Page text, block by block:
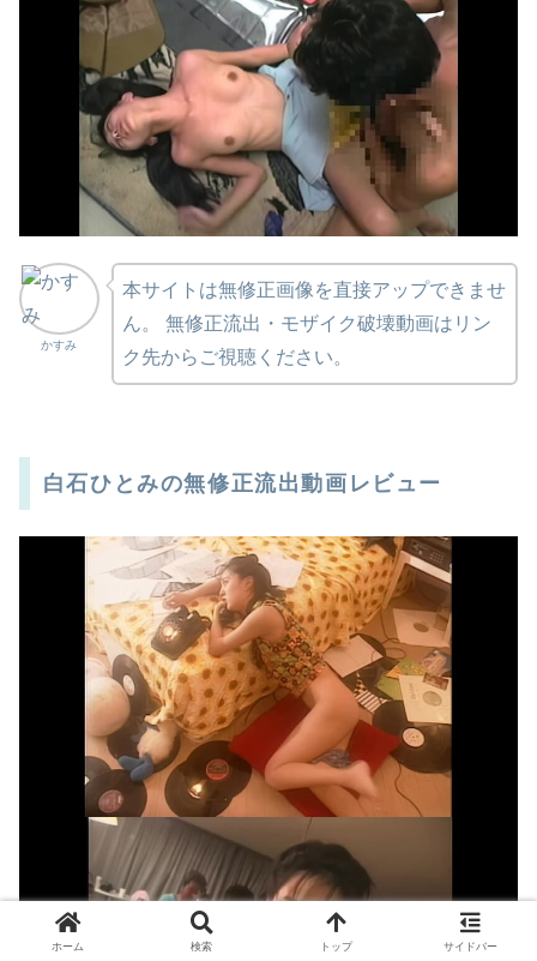
かすみ
本サイトは無修正画像を直接アップできませ
ん。 無修正流出・モザイク破壊動画はリン
ク先からご視聴ください。
白石ひとみの無修正流出動画レビュー
ホーム 検索 トップ サイドバー